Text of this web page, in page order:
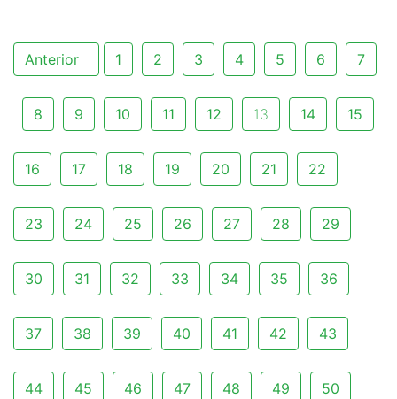
Anterior 1 2 3 4 5 6 7
8 9 10 11 12 13 14 15
16 17 18 19 20 21 22
23 24 25 26 27 28 29
30 31 32 33 34 35 36
37 38 39 40 41 42 43
44 45 46 47 48 49 50